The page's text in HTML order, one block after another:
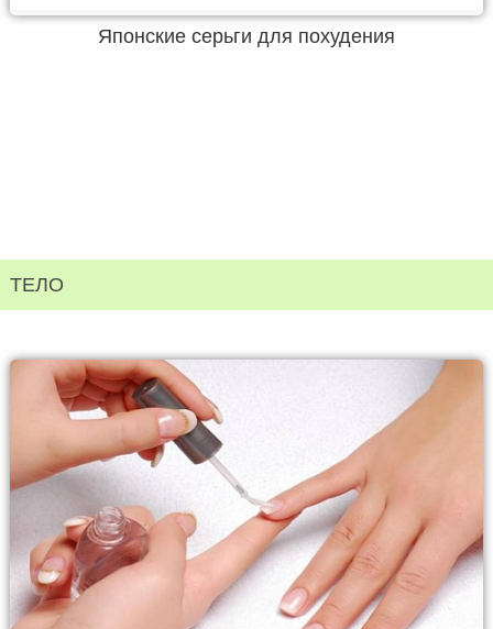
Японские серьги для похудения
ТЕЛО